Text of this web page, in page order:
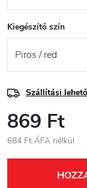
Kiegészítő szín
Szállítási
869 Ft
684 Ft ÁFA nélkül